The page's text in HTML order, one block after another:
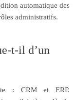
automatique des
administratifs.
t-il d’un
: CRM et ERP.